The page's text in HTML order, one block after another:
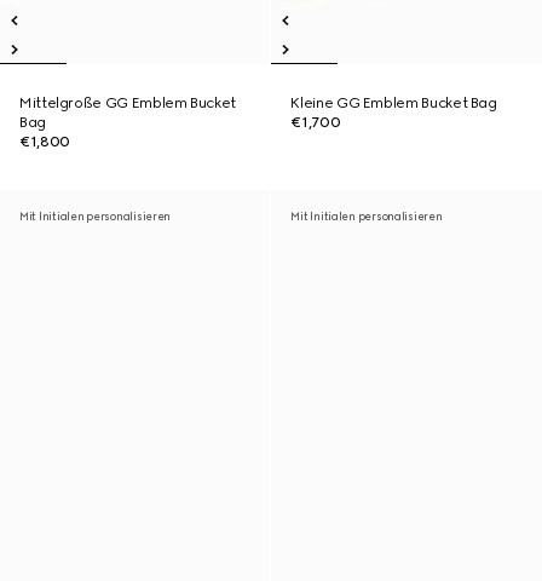
Mittelgroße GG Emblem Bucket
Bag
€1,800
Kleine GG Emblem Bucket Bag
€1,700
Mit Initialen personalisieren Mit Initialen personalisieren